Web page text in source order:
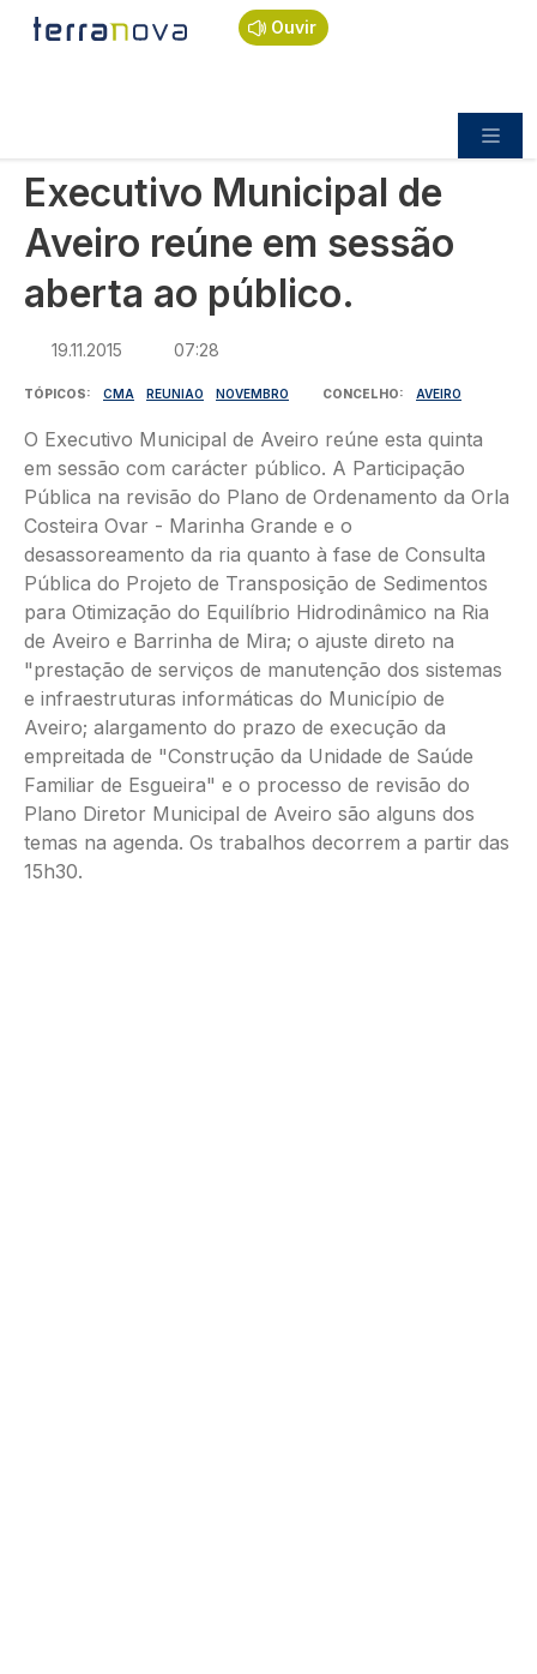
Passar para o conteúdo principal
Ouvir
Navegação estrutural
Início
Política
Executivo Municipal de Aveiro reúne em sessão
Executivo Municipal de
Aveiro reúne em sessão
aberta ao público.
19.11.2015 07:28
TÓPICOS CMA REUNIAO NOVEMBRO CONCELHO AVEIRO
O Executivo Municipal de Aveiro reúne esta quinta
em sessão com carácter público. A Participação
Pública na revisão do Plano de Ordenamento da Orla
Costeira Ovar - Marinha Grande e o
desassoreamento da ria quanto à fase de Consulta
Pública do Projeto de Transposição de Sedimentos
para Otimização do Equilíbrio Hidrodinâmico na Ria
de Aveiro e Barrinha de Mira; o ajuste direto na
"prestação de serviços de manutenção dos sistemas
e infraestruturas informáticas do Município de
Aveiro; alargamento do prazo de execução da
empreitada de "Construção da Unidade de Saúde
Familiar de Esgueira" e o processo de revisão do
Plano Diretor Municipal de Aveiro são alguns dos
temas na agenda. Os trabalhos decorrem a partir das
15h30.